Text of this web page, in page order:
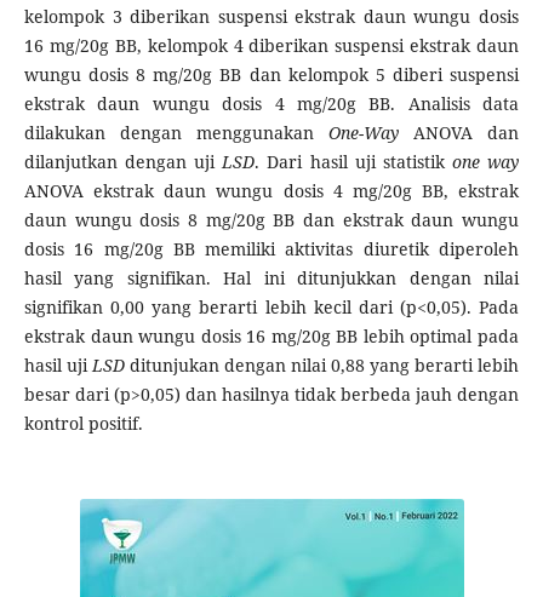
kelompok 3 diberikan suspensi ekstrak daun wungu dosis
16 mg/20g BB, kelompok 4 diberikan suspensi ekstrak daun
wungu dosis 8 mg/20g BB dan kelompok 5 diberi suspensi
ekstrak daun wungu dosis 4 mg/20g BB. Analisis data
dilakukan dengan menggunakanOne-Way ANOVA dan
dilanjutkan dengan ujiLSD. Dari hasil uji statistik one way
ANOVA ekstrak daun wungu dosis 4 mg/20g BB, ekstrak
daun wungu dosis 8 mg/20g BB dan ekstrak daun wungu
dosis 16 mg/20g BB memiliki aktivitas diuretik diperoleh
hasil yang signifikan. Hal ini ditunjukkan dengan nilai
signifikan 0,00 yang berarti lebih kecil dari (p<0,05). Pada
ekstrak daun wungu dosis 16 mg/20g BB lebih optimal pada
hasil ujiLSDditunjukan dengan nilai 0,88 yang berarti lebih
besar dari (p>0,05) dan hasilnya tidak berbeda jauh dengan
kontrol positif.